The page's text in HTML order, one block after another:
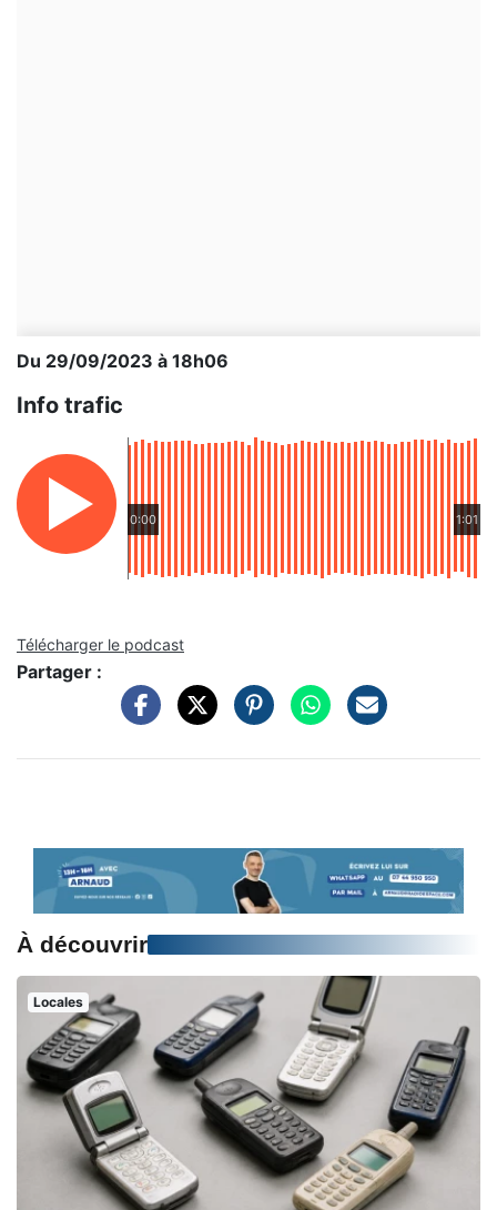
Du 29/09/2023 à 18h06
Info trafic
0:00 1:01
Télécharger le podcast
Partager :
À découvrir
Locales